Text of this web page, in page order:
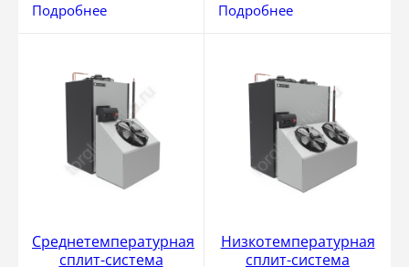
Подробнее
Подробнее
Среднетемпературная
сплит-система
Низкотемпературная
сплит-система